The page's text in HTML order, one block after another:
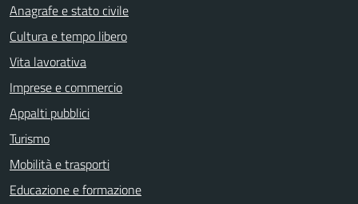
Anagrafe e stato civile
Cultura e tempo libero
Vita lavorativa
Imprese e commercio
Appalti pubblici
Turismo
Mobilità e trasporti
Educazione e formazione